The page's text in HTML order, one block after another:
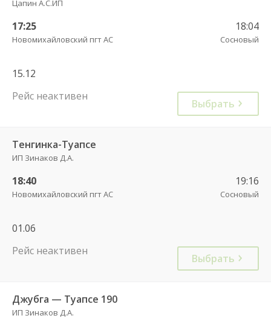
Цапин А.С.ИП
17:25
Новомихайловский пгт АС
18:04
Сосновый
15.12
Рейс неактивен
Выбрать
Тенгинка-Туапсе
ИП Зинаков Д.А.
18:40
Новомихайловский пгт АС
19:16
Сосновый
01.06
Рейс неактивен
Выбрать
Джубга — Туапсе 190
ИП Зинаков Д.А.